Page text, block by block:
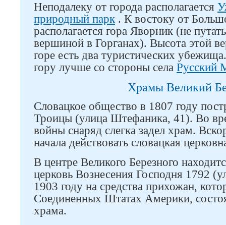
Неподалеку от города располагается
природный парк. К востоку от
располагается гора Яворник (не
вершиной в Горганах). Высота этой
горе есть два туристических
гору лучше со стороны села Русский
Храмы Великий
Словацкое общество в 1807 году
Троицы (улица Штефаника, 41). Во
войны снаряд слегка задел храм.
начала действовать словацкая
В центре Великого Березного
церковь Вознесения Господня 1792
1903 году на средства прихожан,
Соединенных Штатах Америки,
храма.